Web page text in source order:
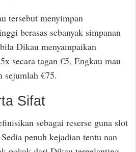
tersebut menyimpan
berasas sebanyak simpanan
Dikau menyampaikan
secara tagan €5, Engkau mau
sejumlah €75.
Sifat
sebagai reserse guna slot
penuh kejadian tentu nan